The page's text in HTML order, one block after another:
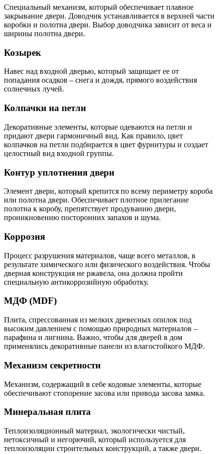
Специальный механизм, который обеспечивает плавное
закрывание двери. Доводчик устанавливается в верхней части
коробки и полотна двери. Выбор доводчика зависит от веса и
ширины полотна двери.
Козырек
Навес над входной дверью, который защищает ее от
попадания осадков – снега и дождя, прямого воздействия
солнечных лучей.
Колпачки на петли
Декоративные элементы, которые одеваются на петли и
придают двери гармоничный вид. Как правило, цвет
колпачков на петли подбирается в цвет фурнитуры и создает
целостный вид входной группы.
Контур уплотнения двери
Элемент двери, который крепится по всему периметру короба
или полотна двери. Обеспечивает плотное прилегание
полотна к коробу, препятствует продуванию двери,
проникновению посторонних запахов и шума.
Коррозия
Процесс разрушения материалов, чаще всего металлов, в
результате химического или физического воздействия. Чтобы
дверная конструкция не ржавела, она должна пройти
специальную антикоррозийную обработку.
МДФ (MDF)
Плита, спрессованная из мелких древесных опилок под
высоким давлением с помощью природных материалов –
парафина и лигнина. Важно, чтобы для дверей в дом
применялись декоративные панели из влагостойкого МДФ.
Механизм секретности
Механизм, содержащий в себе кодовые элементы, которые
обеспечивают стопорение засова или привода засова замка.
Минеральная плита
Теплоизоляционный материал, экологически чистый,
нетоксичный и негорючий, который используется для
теплоизоляции строительных конструкций, а также двери.